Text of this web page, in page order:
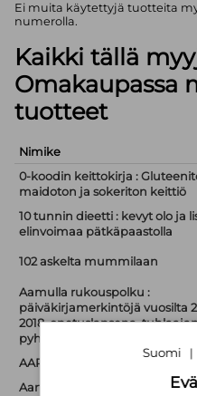
Ei muita käytettyjä tuotteita
numerolla.
Kaikki tällä
Omakaupassa
tuotteet
Nimike
0-koodin keittokirja :
maidoton ja sokeriton keittiö
10 tunnin dieetti : kevyt olo ja
elinvoimaa pätkäpaastolla
102 askelta mummilaan
Aamulla rukouspolku :
päiväkirjamerkintöjä vuosilta
2018, opetuslapsena,
pyhiinvaeltajana
AAPISKUKKO
Aarteita ja muistoesineitä
Suomi |